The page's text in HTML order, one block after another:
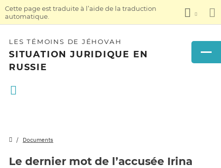
Cette page est traduite à l’aide de la traduction
automatique.
LES TÉMOINS DE JÉHOVAH
SITUATION JURIDIQUE EN
RUSSIE
Documents
Le dernier mot de l’accusée Irina